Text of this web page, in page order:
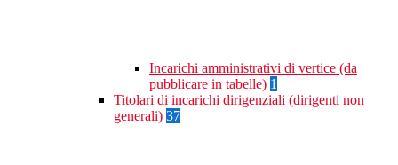
Incarichi amministrativi di vertice (da
pubblicare in tabelle) 1
Titolari di incarichi dirigenziali (dirigenti non
generali) 37